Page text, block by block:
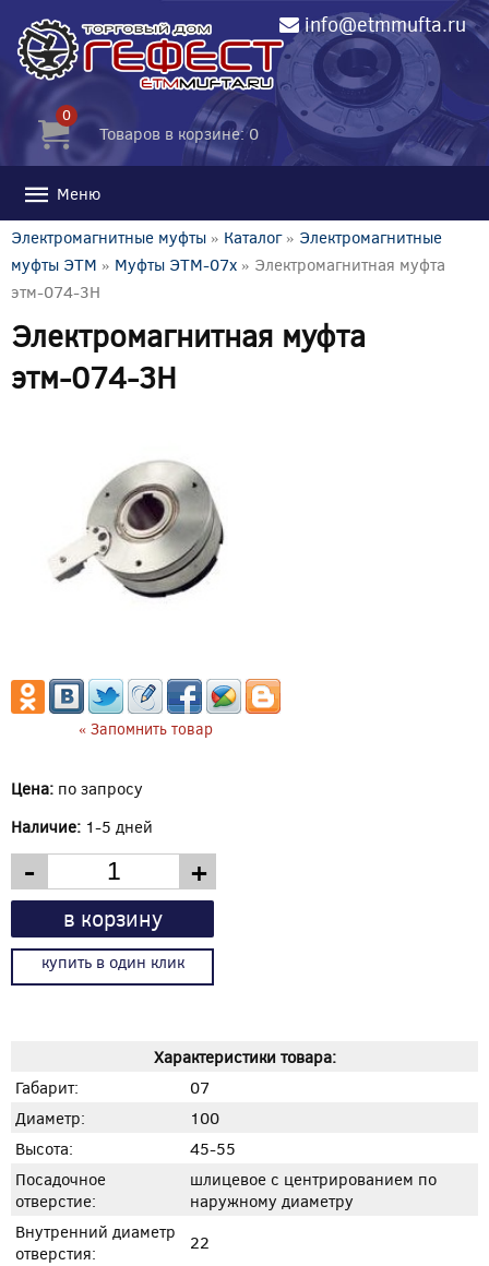
info@etmmufta.ru
0
Товаров в корзине: 0
Меню
Электромагнитные муфты » Каталог» Электромагнитные
муфты ЭТМ » Муфты ЭТМ-07x » Электромагнитная муфта
этм-074-3Н
Электромагнитная муфта
этм-074-3Н
« Запомнить товар
Цена: по запросу
Наличие: 1-5 дней
- +
в корзину
купить в один клик
Характеристики товара:
Габарит:
07
Диаметр:
100
Высота:
45-55
Посадочное
отверстие:
шлицевое с центрированием по
наружному диаметру
Внутренний диаметр
отверстия:
22